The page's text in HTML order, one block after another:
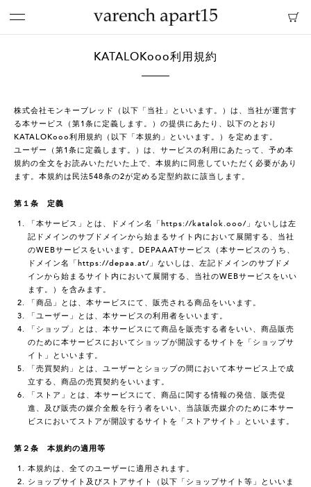
KATALOKooo利用規約
株式会社モンキーブレッド（以下「当社」といいます。）は、当社が運営す
る本サービス（第1条に定義します。）の提供にあたり、以下のとおり
KATALOKooo利用規約（以下「本規約」といいます。）を定めます。
ユーザー（第1条に定義します。）は、サービスの利用にあたって、予め本
規約の全文をお読みいただいた上で、本規約に同意していただく必要があり
ます。本規約は民法548条の2が定める定型約款に該当します。
第１条 定義
「本サービス」とは、ドメイン名「https://katalok.ooo/」ないしは左
記ドメインのサブドメインから始まるサイト内において展開する、当社
のWEBサービスをいいます。DEPAAATサービス（本サービスのうち、
ドメイン名「https://depaa.at/」ないしは、左記ドメインのサブドメ
インから始まるサイト内において展開する、当社のWEBサービスをいい
ます。）を含みます。
「商品」とは、本サービスにて、販売される商品をいいます。
「ユーザー」とは、本サービスの利用者をいいます。
「ショップ」とは、本サービスにて商品を販売する者をいい、商品販売
のために本サービスにおいてショップが開設するサイトを「ショップサ
イト」といいます。
「売買契約」とは、ユーザーとショップの間において本サービス上で成
立する、商品の売買契約をいいます。
「ストア」とは、本サービスにて、商品に関する情報の発信、販売促
進、及び販売の媒介全般を行う者をいい、当該販売媒介のために本サー
ビスにおいてストアが開設するサイトを「ストアサイト」といいます。
第２条 本規約の適用等
本規約は、全てのユーザーに適用されます。
ショップサイト及びストアサイト（以下「ショップサイト等」といいま